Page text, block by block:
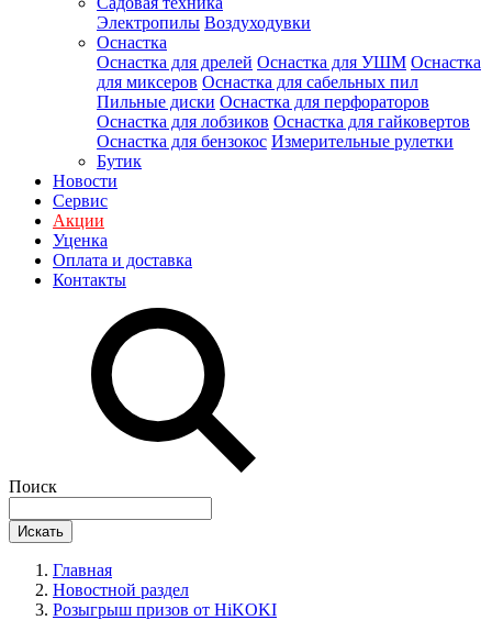
Электропилы Воздуходувки
Оснастка
Оснастка для дрелей Оснастка для УШМ Оснастка
для миксеров Оснастка для сабельных пил
Пильные диски Оснастка для перфораторов
Оснастка для лобзиков Оснастка для гайковертов
Оснастка для бензокос Измерительные рулетки
Бутик
Новости
Сервис
Акции
Уценка
Оплата и доставка
Контакты
Поиск
Искать
Главная
Новостной раздел
Розыгрыш призов от HiKOKI